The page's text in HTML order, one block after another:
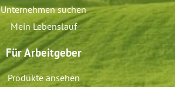
Unternehmen suchen
Mein Lebenslauf
Für Arbeitgeber
Produkte ansehen